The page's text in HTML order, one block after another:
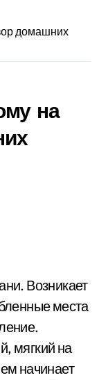
домашних
на
Возникает
места
мягкий на
начинает